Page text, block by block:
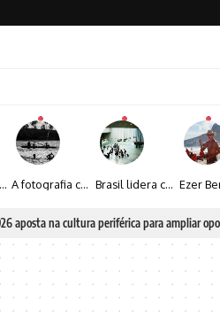
Entre livros e fotografia autoral, Sebastião Reis consolida uma trajetória marcada pelo olhar artístico A fotografia contemporânea de Cynthia Feyh Jappur entre luz, movimento e arte Brasil lidera crescimento entre os 15 maiores mercados globais de viagens corporativas
aposta na cultura periférica para ampliar